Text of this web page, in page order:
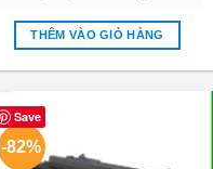
là:
₫1,500,000.
tại
THÊM VÀO GIỎ HÀNG
Save
-82%